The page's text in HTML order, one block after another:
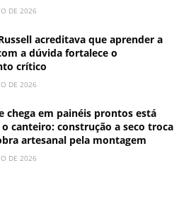
DE 2026
acreditava que aprender a
a dúvida fortalece o
crítico
DE 2026
chega em painéis prontos está
canteiro: construção a seco troca
artesanal pela montagem
DE 2026